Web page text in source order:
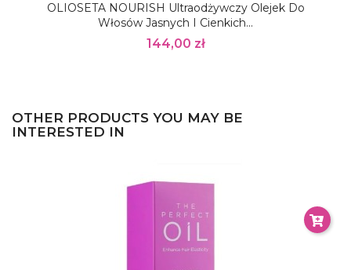
OLIOSETA NOURISH Ultraodżywczy Olejek Do
Włosów Jasnych I Cienkich...
144,00 zł
OTHER PRODUCTS YOU MAY BE
INTERESTED IN